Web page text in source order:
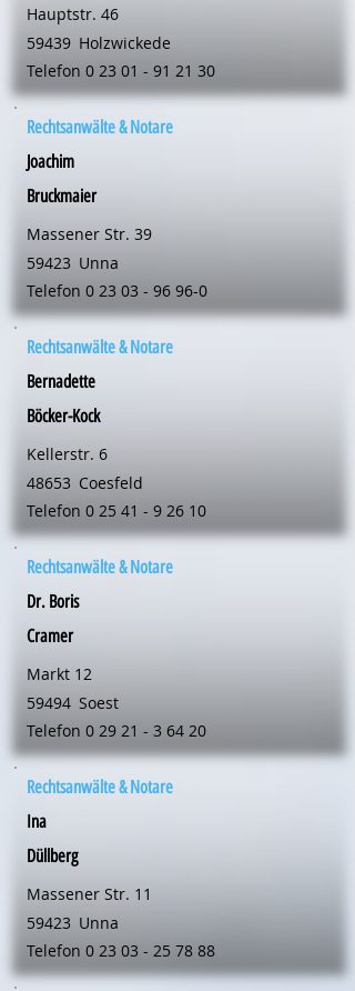
Hauptstr. 46
59439 Holzwickede
Telefon 0 23 01 - 91 21 30
Rechtsanwälte & Notare
Joachim
Bruckmaier
Massener Str. 39
59423 Unna
Telefon 0 23 03 - 96 96-0
Rechtsanwälte & Notare
Bernadette
Böcker-Kock
Kellerstr. 6
48653 Coesfeld
Telefon 0 25 41 - 9 26 10
Rechtsanwälte & Notare
Dr. Boris
Cramer
Markt 12
59494 Soest
Telefon 0 29 21 - 3 64 20
Rechtsanwälte & Notare
Ina
Düllberg
Massener Str. 11
59423 Unna
Telefon 0 23 03 - 25 78 88